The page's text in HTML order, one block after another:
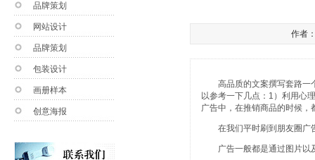
品牌策划
网站设计
品牌策划
包装设计
画册样本
创意海报
作者
高品质的文案撰写套路一个
以参考一下几点：1）利用心
广告中，在推销商品的时候
在我们平时刷到朋友圈广告
广告一般都是通过图片以及